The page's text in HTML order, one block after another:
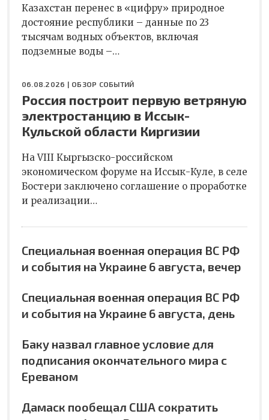
Казахстан перенес в «цифру» природное
достояние республики – данные по 23
тысячам водных объектов, включая
подземные воды –…
06.08.2026 | ОБЗОР СОБЫТИЙ
Россия построит первую ветряную
электростанцию в Иссык-
Кульской области Киргизии
На VIII Кыргызско-российском
экономическом форуме на Иссык-Куле, в селе
Бостери заключено соглашение о проработке
и реализации…
Специальная военная операция ВС РФ
и события на Украине 6 августа, вечер
Специальная военная операция ВС РФ
и события на Украине 6 августа, день
Баку назвал главное условие для
подписания окончательного мира с
Ереваном
Дамаск пообещал США сократить